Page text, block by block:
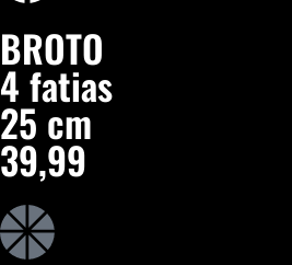
BROTO
4 fatias
25 cm
39,99